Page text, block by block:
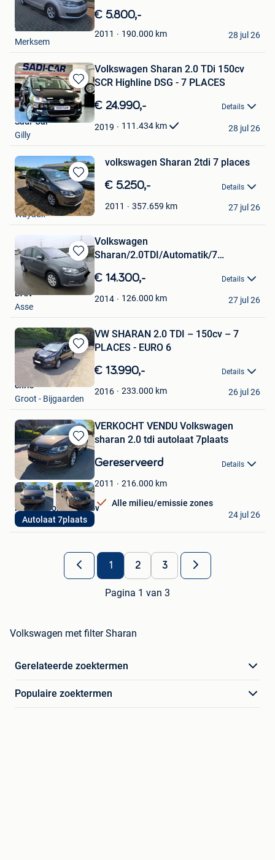
in
Mijn
Favorieten
€ 5.800,-
2011 190.000 km
Sevak
Merksem
28 jul 26
Bewaren
in
Mijn
Favorieten
Volkswagen Sharan 2.0 TDi 150cv
SCR Highline DSG - 7 PLACES
€ 24.990,- Details
2019 111.434 km
Sadi-Car
Gilly
28 jul 26
Bewaren
in
Mijn
Favorieten
volkswagen Sharan 2tdi 7 places
€ 5.250,- Details
2011 357.659 km
N5-Auto
Wayaux
27 jul 26
Bewaren
in
Mijn
Favorieten
Volkswagen
Sharan/2.0TDI/Automatik/7
€ 14.300,- Details
2014 126.000 km
DAN
Asse
27 jul 26
Bewaren
in
Mijn
Favorieten
VW SHARAN 2.0 TDI – 150cv – 7
PLACES - EURO 6
€ 13.990,- Details
2016 233.000 km
chris
Groot - Bijgaarden
26 jul 26
Bewaren
in
Mijn
Favorieten
Autolaat 7plaats
VERKOCHT VENDU Volkswagen
sharan 2.0 tdi autolaat 7plaats
Gereserveerd Details
2011 216.000 km
Alle milieu/emissie zones
Hassan Commerce bv
Borsbeek
24 jul 26
1 2 3
Pagina 1 van 3
Volkswagen met filter Sharan
Gerelateerde zoektermen
Populaire zoektermen